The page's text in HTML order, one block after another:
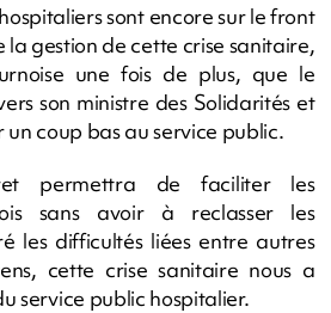
sont encore sur le front
la gestion de cette crise sanitaire,
une fois de plus, que le
son ministre des Solidarités et
coup bas au service public.
permettra de faciliter les
sans avoir à reclasser les
les difficultés liées entre autres
cette crise sanitaire nous a
service public hospitalier.